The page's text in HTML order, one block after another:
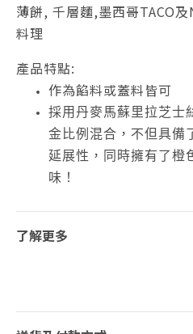
薄餅, 千層麵,墨西哥TACO
料理
產品特點:
作為餡料或蓋料皆可
採用丹麥馬蘇里拉芝士
金比例混合，不但具備
延展性，同時擁有了橙
味！
了解更多